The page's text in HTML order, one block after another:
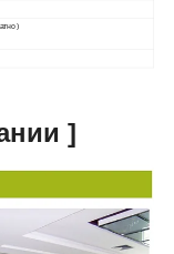
)
]